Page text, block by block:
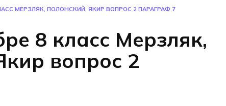
МЕРЗЛЯК, ПОЛОНСКИЙ, ЯКИР ВОПРОС 2 ПАРАГРАФ 7
8 класс Мерзляк,
вопрос 2